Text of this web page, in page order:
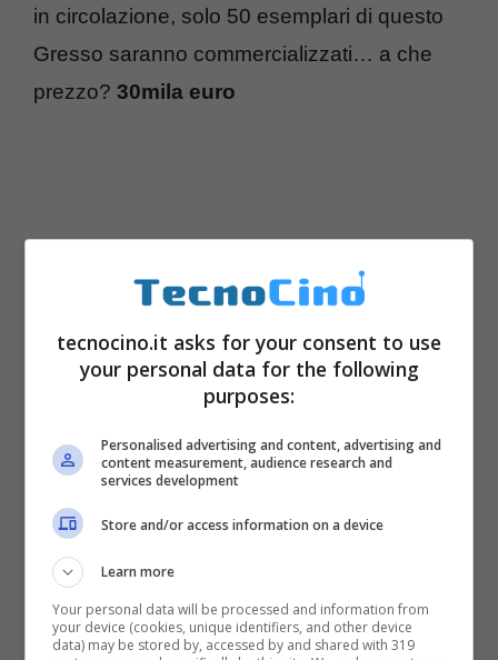
in circolazione, solo 50 esemplari di questo
Gresso saranno commercializzati… a che
prezzo? 30mila euro
tecnocino.it asks for your consent to use
your personal data for the following
purposes:
Personalised advertising and content, advertising and
content measurement, audience research and
services development
Store and/or access information on a device
Learn more
Your personal data will be processed and information from
your device (cookies, unique identifiers, and other device
data) may be stored by, accessed by and shared with 319